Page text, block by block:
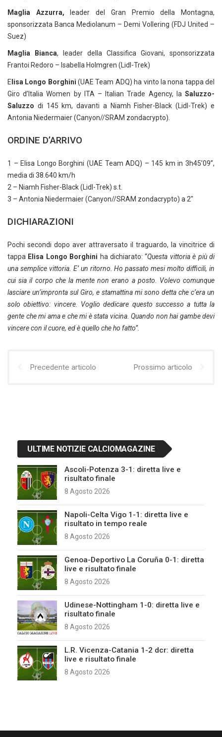
Maglia Azzurra, leader del Gran Premio della Montagna,
sponsorizzata Banca Mediolanum – Demi Vollering (FDJ United –
Suez)
Maglia Bianca, leader della Classifica Giovani, sponsorizzata
Frantoi Redoro – Isabella Holmgren (Lidl-Trek)
E lisa Longo Borghini (UAE Team ADQ) ha vinto la nona tappa del
Giro d’Italia Women by ITA – Italian Trade Agency, la Saluzzo-
Saluzzo di 145 km, davanti a Niamh Fisher-Black (Lidl-Trek) e
Antonia Niedermaier (Canyon//SRAM zondacrypto).
ORDINE D’ARRIVO
1 – Elisa Longo Borghini (UAE Team ADQ) – 145 km in 3h45’09”,
media di 38.640 km/h
2 – Niamh Fisher-Black (Lidl-Trek) s.t.
3 – Antonia Niedermaier (Canyon//SRAM zondacrypto) a 2″
DICHIARAZIONI
Pochi secondi dopo aver attraversato il traguardo, la vincitrice di
tappa Elisa Longo Borghini ha dichiarato: “Questa vittoria è più di
una semplice vittoria. E’ un ritorno. Ho passato mesi molto difficili, in
cui sia il corpo che la mente non erano a posto. Volevo comunque
lasciare un’impronta sul Giro, e stamattina mi sono detta che c’era un
solo obiettivo: vincere. Voglio dedicare questo successo a tutta la
gente che mi ama e che mi è stata vicina. Quando non hai gambe devi
vincere con il cuore, ed è quello che ho fatto”.
Precedente articolo Prossimo articolo
ULTIME NOTIZIE CALCIOMAGAZINE
Ascoli-Potenza 3-1: diretta live e
risultato finale
8 Agosto 2026
Napoli-Celta Vigo 1-1: diretta live e
risultato in tempo reale
8 Agosto 2026
Genoa-Deportivo La Coruña 0-1: diretta
live e risultato finale
8 Agosto 2026
Udinese-Nottingham 1-0: diretta live e
risultato finale
8 Agosto 2026
L.R. Vicenza-Catania 1-2 dcr: diretta
live e risultato finale
8 Agosto 2026